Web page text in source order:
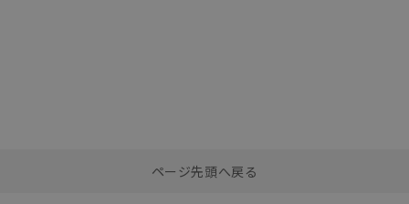
括ダウンロード
ページ先頭へ戻る